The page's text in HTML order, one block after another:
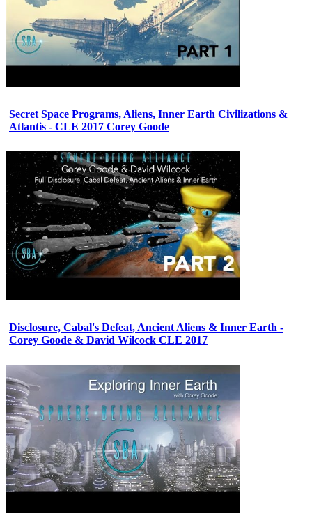
Secret Space Programs, Aliens, Inner Earth Civilizations &
Atlantis - CLE 2017 Corey Goode
Disclosure, Cabal's Defeat, Ancient Aliens & Inner Earth -
Corey Goode & David Wilcock CLE 2017